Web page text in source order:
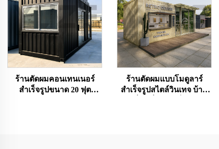
ร้านตัดผมคอนเทนเนอร์
สำเร็จรูปขนาด 20 ฟุต
ร้านตัดผมแบบโมดูลาร์
สำเร็จรูปสไตล์วินเทจ บ้าน